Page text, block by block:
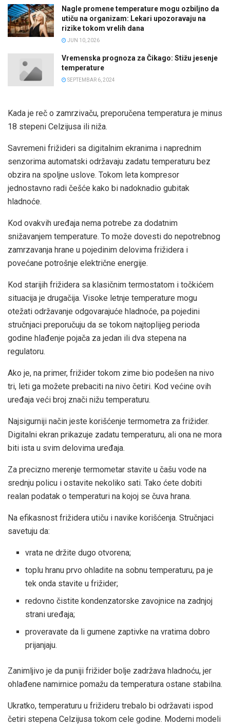
Nagle promene temperature mogu ozbiljno da
utiču na organizam: Lekari upozoravaju na
rizike tokom vrelih dana
JUN 10, 2026
Vremenska prognoza za Čikago: Stižu jesenje
temperature
SEPTEMBAR 6, 2024
Kada je reč o zamrzivaču, preporučena temperatura je minus
18 stepeni Celzijusa ili niža.
Savremeni frižideri sa digitalnim ekranima i naprednim
senzorima automatski održavaju zadatu temperaturu bez
obzira na spoljne uslove. Tokom leta kompresor
jednostavno radi češće kako bi nadoknadio gubitak
hladnoće.
Kod ovakvih uređaja nema potrebe za dodatnim
snižavanjem temperature. To može dovesti do nepotrebnog
zamrzavanja hrane u pojedinim delovima frižidera i
povećane potrošnje električne energije.
Kod starijih frižidera sa klasičnim termostatom i točkićem
situacija je drugačija. Visoke letnje temperature mogu
otežati održavanje odgovarajuće hladnoće, pa pojedini
stručnjaci preporučuju da se tokom najtoplijeg perioda
godine hlađenje pojača za jedan ili dva stepena na
regulatoru.
Ako je, na primer, frižider tokom zime bio podešen na nivo
tri, leti ga možete prebaciti na nivo četiri. Kod većine ovih
uređaja veći broj znači nižu temperaturu.
Najsigurniji način jeste korišćenje termometra za frižider.
Digitalni ekran prikazuje zadatu temperaturu, ali ona ne mora
biti ista u svim delovima uređaja.
Za precizno merenje termometar stavite u čašu vode na
srednju policu i ostavite nekoliko sati. Tako ćete dobiti
realan podatak o temperaturi na kojoj se čuva hrana.
Na efikasnost frižidera utiču i navike korišćenja. Stručnjaci
savetuju da:
vrata ne držite dugo otvorena;
toplu hranu prvo ohladite na sobnu temperaturu, pa je
tek onda stavite u frižider;
redovno čistite kondenzatorske zavojnice na zadnjoj
strani uređaja;
proveravate da li gumene zaptivke na vratima dobro
prijanjaju.
Zanimljivo je da puniji frižider bolje zadržava hladnoću, jer
ohlađene namirnice pomažu da temperatura ostane stabilna.
Ukratko, temperaturu u frižideru trebalo bi održavati ispod
četiri stepena Celzijusa tokom cele godine. Moderni modeli